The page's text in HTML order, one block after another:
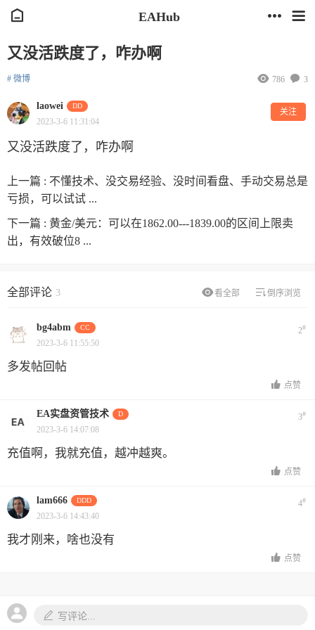
EAHub
又没活跌度了，咋办啊
# 微博 3
786
laowei DD
2023-3-6 11:31:04
关注
又没活跌度了，咋办啊
上一篇 : 不懂技术、没交易经验、没时间看盘、手动交易总是
亏损，可以试试 ...
下一篇 : 黄金/美元：可以在1862.00---1839.00的区间上限卖
出，有效破位8 ...
看全部 倒序浏览
全部评论 3
bg4abm CC 2#
2023-3-6 11:55:50
多发帖回帖
点赞
EA实盘资管技术 D 3#
2023-3-6 14:07:08
充值啊，我就充值，越冲越爽。
点赞
lam666 DDD 4#
2023-3-6 14:43:40
我才刚来，啥也没有
点赞
写评论...